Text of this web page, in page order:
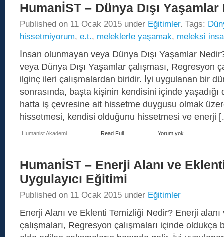
HumanİST – Dünya Dışı
Published on 11 Ocak 2015 under Eğitimler. Tags:
hissetmiyorum, e.t., meleklerle yaşamak, meleksi
İnsan olunmayan veya Dünya Dışı Yaşamlar
veya Dünya Dışı Yaşamlar çalışması, Regresyon
ilginç ileri çalışmalardan biridir. İyi uygulanan bir
sonrasında, başta kişinin kendisini içinde
hatta iş çevresine ait hissetme duygusu olmak
hissetmesi, kendisi olduğunu hissetmesi ve enerji
Humanist Akademi Read Full Yorum yok
–
Yaşamlar
Regresyonu
HumanİST – Enerji Alanı ve
Uygulayıcı Eğitimi
Published on 11 Ocak 2015 under Eğitimler
Enerji Alanı ve Eklenti Temizliği Nedir? Enerji
çalışmaları, Regresyon çalışmaları içinde oldukça